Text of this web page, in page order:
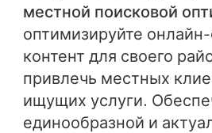
местной поисковой
оптимизируйте
контент для своего
привлечь местных
ищущих услуги.
единообразной и